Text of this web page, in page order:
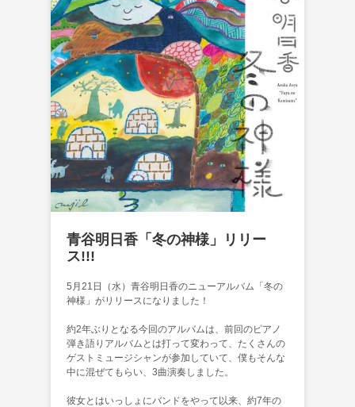
青谷明日香「冬の神様」リリー
ス!!!
5月21日（水）青谷明日香のニューアルバム「冬の
神様」がリリースになりました！
約2年ぶりとなる今回のアルバムは、前回のピアノ
弾き語りアルバムとは打って変わって、たくさんの
ゲストミュージシャンが参加していて、僕もそんな
中に混ぜてもらい、3曲演奏しました。
彼女とはいっしょにバンドをやって以来、約7年の